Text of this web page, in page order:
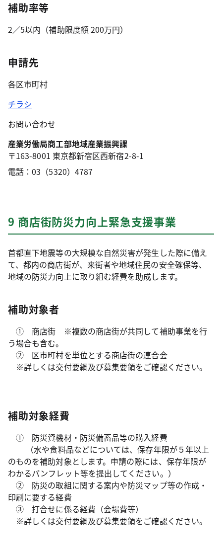
補助率等
2／5以内（補助限度額 200万円）
申請先
各区市町村
チラシ
お問い合わせ
産業労働局商工部地域産業振興課
〒163-8001 東京都新宿区西新宿2-8-1
電話：03（5320）4787
9 商店街防災力向上緊急支援事業
首都直下地震等の大規模な自然災害が発生した際に備え
て、都内の商店街が、来街者や地域住民の安全確保等、
地域の防災力向上に取り組む経費を助成します。
補助対象者
① 商店街 ※複数の商店街が共同して補助事業を行
う場合も含む。
② 区市町村を単位とする商店街の連合会
※詳しくは交付要綱及び募集要領をご確認ください。
補助対象経費
① 防災資機材・防災備蓄品等の購入経費
（水や食料品などについては、保存年限が５年以上
のものを補助対象とします。申請の際には、保存年限が
わかるパンフレット等を提出してください。）
② 防災の取組に関する案内や防災マップ等の作成・
印刷に要する経費
③ 打合せに係る経費（会場費等）
※詳しくは交付要綱及び募集要領をご確認ください。